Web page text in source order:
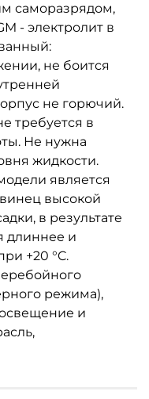
саморазрядом,
- электролит в
не боится
не горючий.
требуется в
Не нужна
жидкости.
является
высокой
в результате
длиннее и
+20 °C.
режима),
и